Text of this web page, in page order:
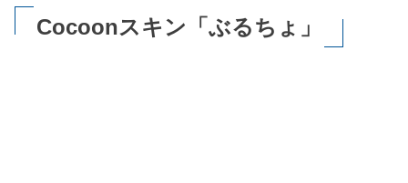
Cocoonスキン「ぶるちょ」